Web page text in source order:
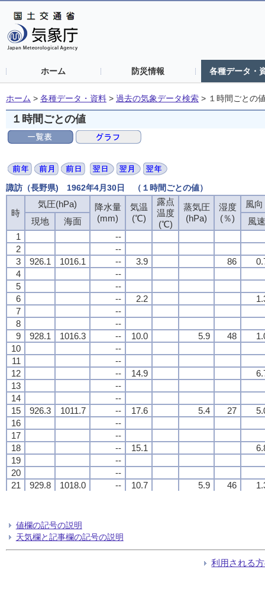
ホーム 防災情報 各種データ・
ホーム > 各種データ・資料 > 過去の気象データ検索 > １時間ごとの
１時間ごとの値
諏訪（長野県) 1962年4月30日 （１時間ごとの値）
時
気圧(hPa)
降水量
(mm)
気温
(℃)
露点
温度
(℃)
蒸気圧
(hPa)
湿度
(％)
風
現地
海面
風速
1
--
2
--
3
926.1 1016.1 -- 3.9 86
4
--
5
--
6
-- 2.2
7
--
8
--
9
928.1 1016.3 -- 10.0 5.9 48
10
--
11
--
12
-- 14.9
13
--
14
--
15
926.3 1011.7 -- 17.6 5.4 27
16
--
17
--
18
-- 15.1
19
--
20
--
21
929.8 1018.0 -- 10.7 5.9 46
24
時
気圧(hPa)
降水量
(mm)
気温
(℃)
露点
温度
(℃)
蒸気圧
(hPa)
湿度
(％)
風
現地
海面
風速
1
--
2
--
3
926.1 1016.1 -- 3.9 86
4
--
5
--
6
-- 2.2
7
--
8
--
9
928.1 1016.3 -- 10.0 5.9 48
10
--
11
--
12
-- 14.9
13
--
14
--
15
926.3 1011.7 -- 17.6 5.4 27
16
--
17
--
18
-- 15.1
19
--
20
--
21
929.8 1018.0 -- 10.7 5.9 46
24
時
気圧(hPa)
降水量
(mm)
気温
(℃)
露点
温度
(℃)
蒸気圧
(hPa)
湿度
(％)
風
現地
海面
風速
1
--
2
--
3
926.1 1016.1 -- 3.9 86
4
--
5
--
6
-- 2.2
7
--
8
--
9
928.1 1016.3 -- 10.0 5.9 48
10
--
11
--
12
-- 14.9
13
--
14
--
15
926.3 1011.7 -- 17.6 5.4 27
16
--
17
--
18
-- 15.1
19
--
20
--
21
929.8 1018.0 -- 10.7 5.9 46
24
時
気圧(hPa)
降水量
(mm)
気温
(℃)
露点
温度
(℃)
蒸気圧
(hPa)
湿度
(％)
風
現地
海面
風速
1
--
2
--
3
926.1 1016.1 -- 3.9 86
4
--
5
--
6
-- 2.2
7
--
8
--
9
928.1 1016.3 -- 10.0 5.9 48
10
--
11
--
12
-- 14.9
13
--
14
--
15
926.3 1011.7 -- 17.6 5.4 27
16
--
17
--
18
-- 15.1
19
--
20
--
21
929.8 1018.0 -- 10.7 5.9 46
24
値欄の記号の説明
天気欄と記事欄の記号の説明
利用される